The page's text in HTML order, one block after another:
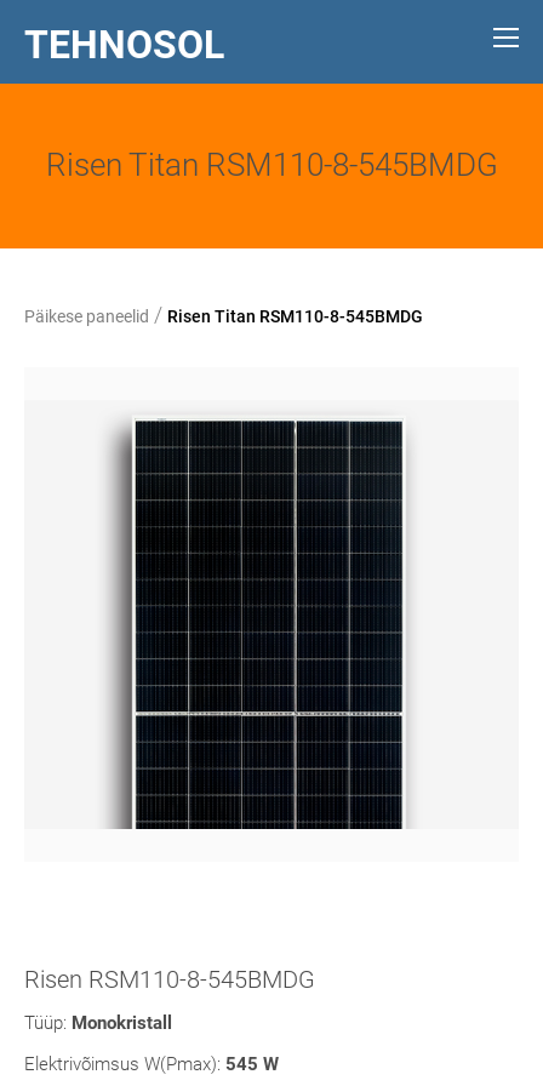
TEHNOSOL
Risen Titan RSM110-8-545BMDG
Päikese paneelid / Risen Titan RSM110-8-545BMDG
Risen RSM110-8-545BMDG
Tüüp: Monokristall
Elektrivõimsus W(Pmax): 545 W